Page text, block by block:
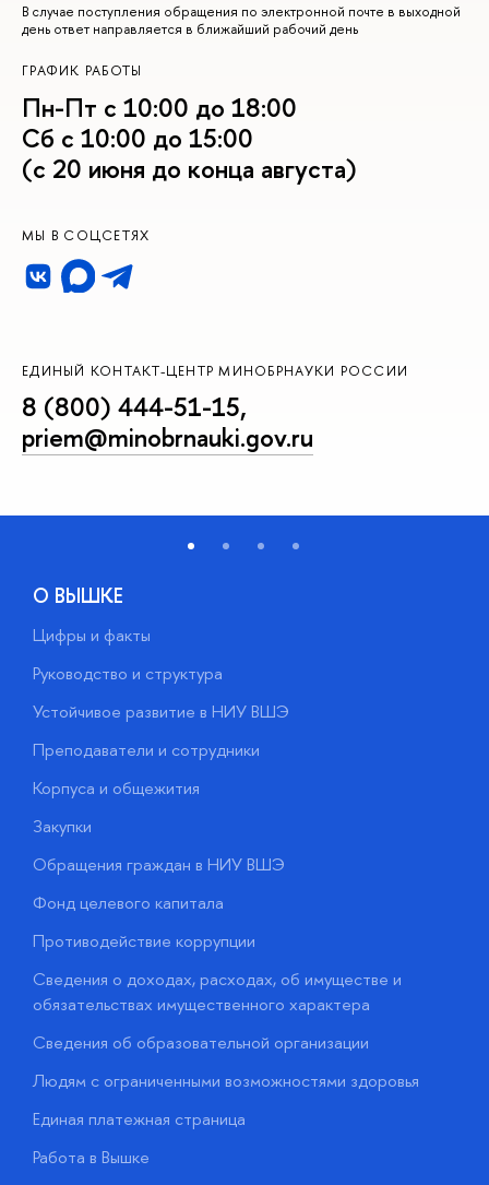
В случае поступления обращения по электронной почте в выходной
день ответ направляется в ближайший рабочий день
ГРАФИК РАБОТЫ
Пн-Пт с 10:00 до 18:00
Сб с 10:00 до 15:00
(с 20 июня до конца августа)
МЫ В СОЦСЕТЯХ
ЕДИНЫЙ КОНТАКТ-ЦЕНТР МИНОБРНАУКИ РОССИИ
8 (800) 444-51-15,
priem@minobrnauki.gov.ru
О ВЫШКЕ
Цифры и факты
Руководство и структура
Устойчивое развитие в НИУ ВШЭ
Преподаватели и сотрудники
Корпуса и общежития
Закупки
Обращения граждан в НИУ ВШЭ
Фонд целевого капитала
Противодействие коррупции
Сведения о доходах, расходах, об имуществе и
обязательствах имущественного характера
Сведения об образовательной организации
Людям с ограниченными возможностями здоровья
Единая платежная страница
Работа в Вышке